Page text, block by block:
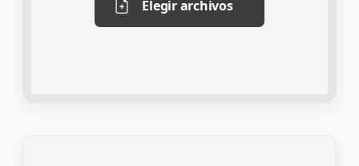
Elegir archivos